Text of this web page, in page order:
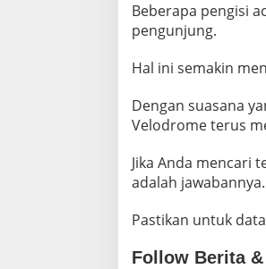
Beberapa pengisi
pengunjung.
Hal ini semakin
Dengan suasana
Velodrome terus
Jika Anda mencari
adalah jawabannya.
Pastikan untuk
Follow Berita